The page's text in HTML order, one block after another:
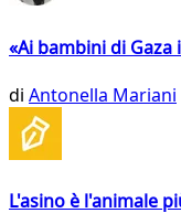
«Ai bambini di
di Antonella Mariani
L'asino è l'animale